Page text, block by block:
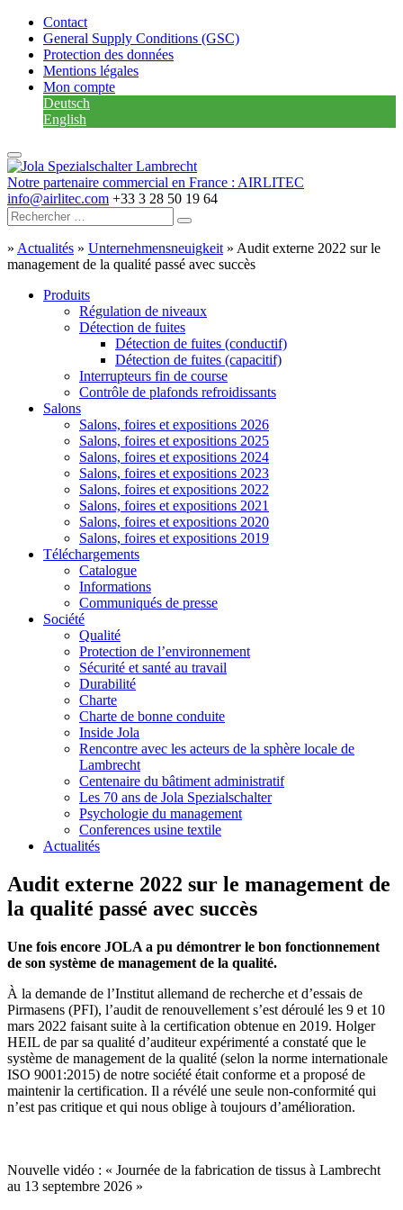
Contact
General Supply Conditions (GSC)
Protection des données
Mentions légales
Mon compte
Deutsch
English
Notre partenaire commercial en France : AIRLITEC
info@airlitec.com +33 3 28 50 19 64
» Actualités » Unternehmensneuigkeit » Audit externe 2022 sur le
management de la qualité passé avec succès
Produits
Régulation de niveaux
Détection de fuites
Détection de fuites (conductif)
Détection de fuites (capacitif)
Interrupteurs fin de course
Contrôle de plafonds refroidissants
Salons
Salons, foires et expositions 2026
Salons, foires et expositions 2025
Salons, foires et expositions 2024
Salons, foires et expositions 2023
Salons, foires et expositions 2022
Salons, foires et expositions 2021
Salons, foires et expositions 2020
Salons, foires et expositions 2019
Téléchargements
Catalogue
Informations
Communiqués de presse
Société
Qualité
Protection de l’environnement
Sécurité et santé au travail
Durabilité
Charte
Charte de bonne conduite
Inside Jola
Rencontre avec les acteurs de la sphère locale de
Lambrecht
Centenaire du bâtiment administratif
Les 70 ans de Jola Spezialschalter
Psychologie du management
Conferences usine textile
Actualités
Audit externe 2022 sur le management de
la qualité passé avec succès
Une fois encore JOLA a pu démontrer le bon fonctionnement
de son système de management de la qualité.
À la demande de l’Institut allemand de recherche et d’essais de
Pirmasens (PFI), l’audit de renouvellement s’est déroulé les 9 et 10
mars 2022 faisant suite à la certification obtenue en 2019. Holger
HEIL de par sa qualité d’auditeur expérimenté a constaté que le
système de management de la qualité (selon la norme internationale
ISO 9001:2015) de notre société était conforme et a proposé de
maintenir la certification. Il a révélé une seule non-conformité qui
n’est pas critique et qui nous oblige à toujours d’amélioration.
Nouvelle vidéo : « Journée de la fabrication de tissus à Lambrecht
au 13 septembre 2026 »